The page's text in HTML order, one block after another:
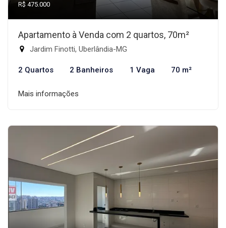
R$ 475.000
Apartamento à Venda com 2 quartos, 70m²
Jardim Finotti, Uberlândia-MG
2 Quartos 2 Banheiros 1 Vaga 70 m²
Mais informações